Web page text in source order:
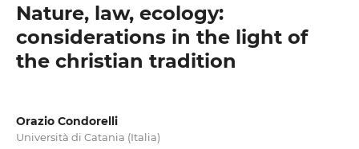
Nature, law, ecology:
considerations in the light of
the christian tradition
Orazio Condorelli
Università di Catania (Italia)